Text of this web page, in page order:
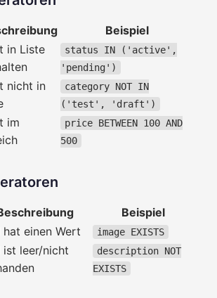
Beispiel
in Liste
status IN ('active',
'pending')
nicht in
category NOT IN
('test', 'draft')
im
price BETWEEN 100 AND
500
Beispiel
hat einen Wert
image EXISTS
ist leer/nicht
description NOT
EXISTS